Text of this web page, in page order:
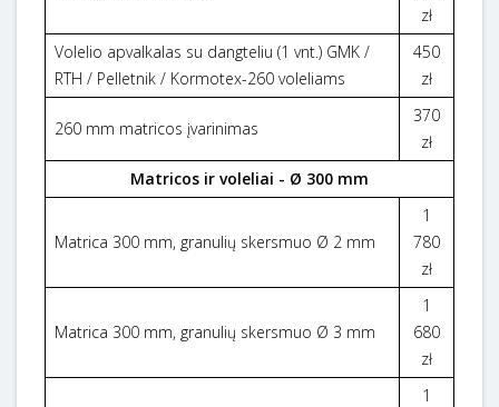
zł
Volelio apvalkalas su dangteliu (1 vnt.) GMK /
RTH / Pelletnik / Kormotex-260 voleliams
450
zł
260 mm matricos įvarinimas
370
zł
Matricos ir voleliai - Ø 300 mm
Matrica 300 mm, granulių skersmuo Ø 2 mm
1
780
zł
Matrica 300 mm, granulių skersmuo Ø 3 mm
1
680
zł
1